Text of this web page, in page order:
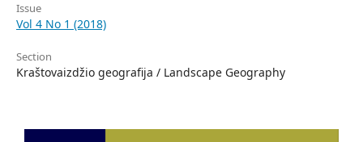
Issue
Vol 4 No 1 (2018)
Section
Kraštovaizdžio geografija / Landscape Geography